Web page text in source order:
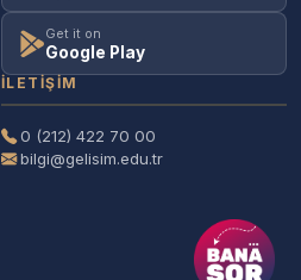
Get it on
Google Play
İLETIŞIM
0 (212) 422 70 00
bilgi@gelisim.edu.tr